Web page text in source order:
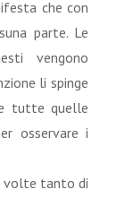
che con
parte. Le
vengono
li spinge
tutte quelle
osservare i
volte tanto di